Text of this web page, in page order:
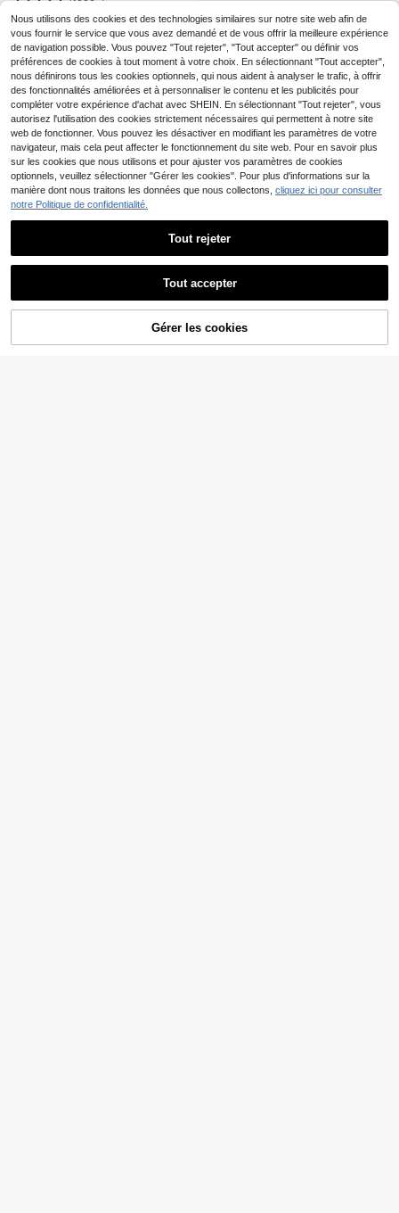
s de lettre minimalistes noirs. Comp
atible avec iPhone 17 16 15 14 13 1
2 11 Pro Max. Cadeau d'anniversair
e, fête
(1000+)
3
AJOUTER AU PANIER
Nous utilisons des cookies et des technologies similaires sur notre site web afin de
vous fournir le service que vous avez demandé et de vous offrir la meilleure expérience
de navigation possible. Vous pouvez "Tout rejeter", "Tout accepter" ou définir vos
préférences de cookies à tout moment à votre choix. En sélectionnant "Tout accepter",
nous définirons tous les cookies optionnels, qui nous aident à analyser le trafic, à offrir
des fonctionnalités améliorées et à personnaliser le contenu et les publicités pour
compléter votre expérience d'achat avec SHEIN. En sélectionnant "Tout rejeter", vous
autorisez l'utilisation des cookies strictement nécessaires qui permettent à notre site
web de fonctionner. Vous pouvez les désactiver en modifiant les paramètres de votre
navigateur, mais cela peut affecter le fonctionnement du site web. Pour en savoir plus
sur les cookies que nous utilisons et pour ajuster vos paramètres de cookies
optionnels, veuillez sélectionner "Gérer les cookies". Pour plus d'informations sur la
manière dont nous traitons les données que nous collectons, cliquez ici pour consulter
notre Politique de confidentialité.
Tout rejeter
Tout accepter
Gérer les cookies